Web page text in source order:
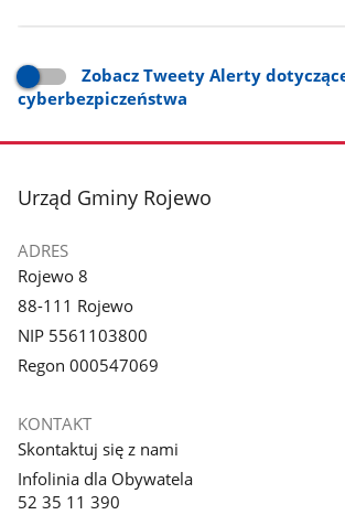
Zobacz Tweety Alerty
cyberbezpiczeństwa
stopka
Urząd Gminy Rojewo
ADRES
Rojewo 8
88-111 Rojewo
NIP 5561103800
Regon 000547069
KONTAKT
Skontaktuj się z nami
Infolinia dla Obywatela
52 35 11 390